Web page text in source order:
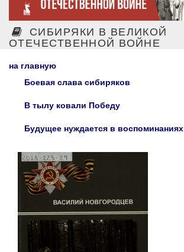
СИБИРЯКИ В ВЕЛИКОЙ
ОТЕЧЕСТВЕННОЙ ВОЙНЕ
на главную
Боевая слава сибиряков
В тылу ковали Победу
Будущее нуждается в воспоминаниях